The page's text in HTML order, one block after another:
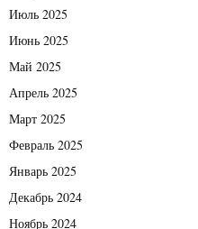
Июль 2025
Июнь 2025
Май 2025
Апрель 2025
Март 2025
Февраль 2025
Январь 2025
Декабрь 2024
Ноябрь 2024